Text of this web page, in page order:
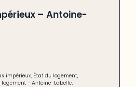
– Antoine-
impérieux, État du logement,
logement -Antoine-Labelle,